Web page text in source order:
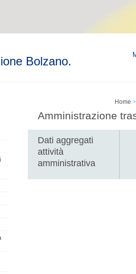
Bolzano.
Home
Amministrazione
Dati aggregati
attività
amministrativa